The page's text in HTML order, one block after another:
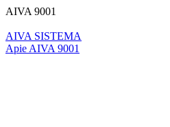
AIVA 9001
AIVA SISTEMA
Apie AIVA 9001